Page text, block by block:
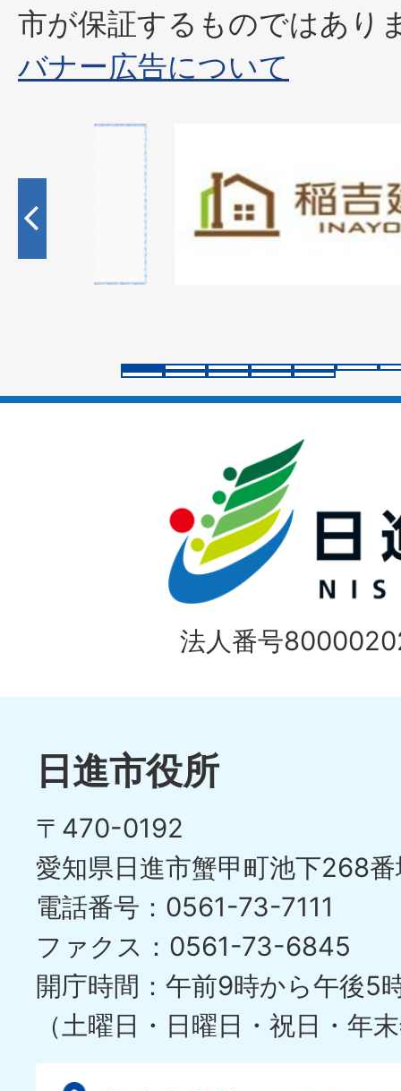
市が保証するものではあり
バナー広告について
枚
目
ラ
イ
法人番号
日進市役所
〒470-0192
愛知県日進市蟹甲町池下268
電話番号：0561-73-7111
ファクス：0561-73-6845
開庁時間：午前9時から午後5
（土曜日・日曜日・祝日・年